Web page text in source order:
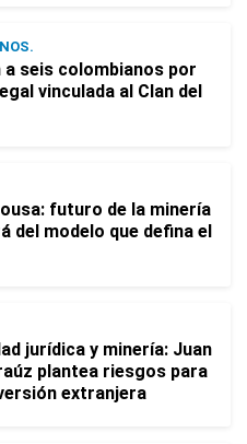
a seis colombianos por
vinculada al Clan del
futuro de la minería
del modelo que defina el
jurídica y minería: Juan
plantea riesgos para
extranjera